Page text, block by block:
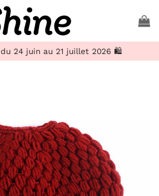
du 24 juin au 21 juillet 2026 🛍️